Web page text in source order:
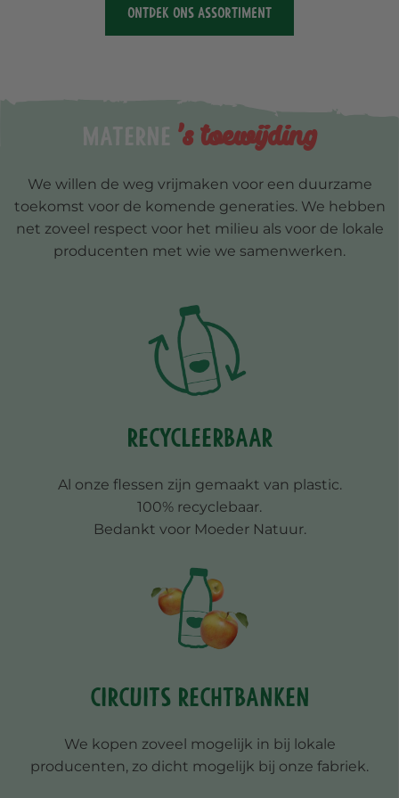
ONTDEK ONS ASSORTIMENT
Materne 's toewijding
We willen de weg vrijmaken voor een duurzame
toekomst voor de komende generaties. We hebben
net zoveel respect voor het milieu als voor de lokale
producenten met wie we samenwerken.
Recycleerbaar
Al onze flessen zijn gemaakt van plastic.
100% recyclebaar.
Bedankt voor Moeder Natuur.
Circuits rechtbanken
We kopen zoveel mogelijk in bij lokale
producenten, zo dicht mogelijk bij onze fabriek.